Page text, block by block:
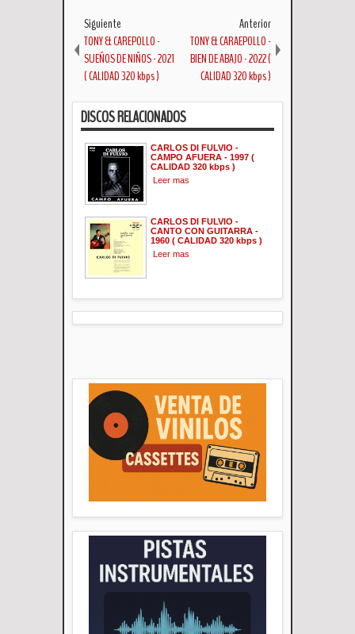
Siguiente
TONY & CAREPOLLO -
SUEÑOS DE NIÑOS - 2021
( CALIDAD 320 kbps )
Anterior
TONY & CARAEPOLLO -
BIEN DE ABAJO - 2022 (
CALIDAD 320 kbps )
DISCOS RELACIONADOS
CARLOS DI FULVIO -
CAMPO AFUERA - 1997 (
CALIDAD 320 kbps )
Leer mas
CARLOS DI FULVIO -
CANTO CON GUITARRA -
1960 ( CALIDAD 320 kbps )
Leer mas